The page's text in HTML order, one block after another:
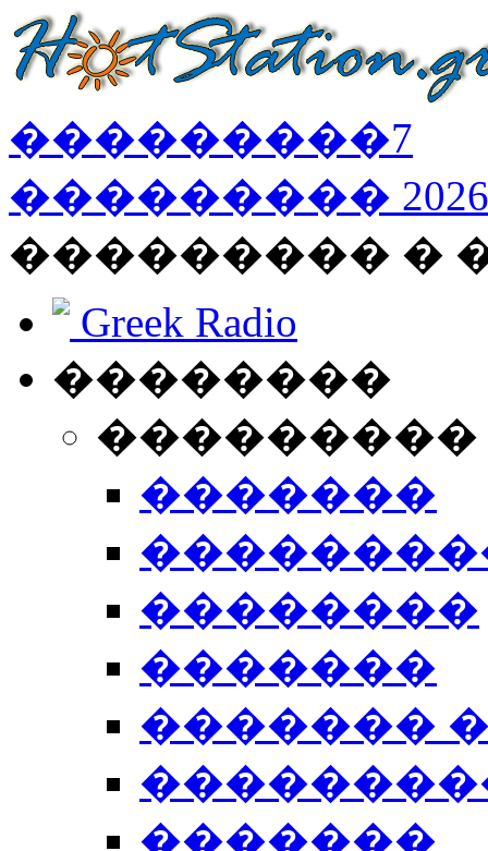
���������7
��������� 2026
��������� �
Greek Radio
��������
�������
��������
�������
�������
�������